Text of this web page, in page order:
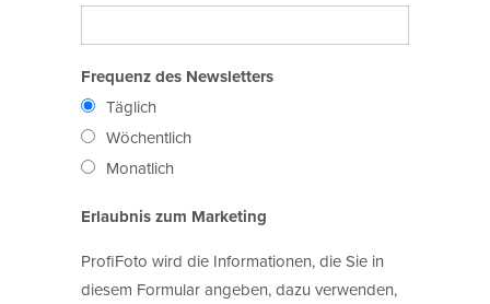
Frequenz des Newsletters
Täglich
Wöchentlich
Monatlich
Erlaubnis zum Marketing
ProfiFoto wird die Informationen, die Sie in
diesem Formular angeben, dazu verwenden,